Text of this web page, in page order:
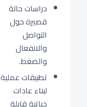
دراسات حالة
قصيرة حول
التواصل
والانفعال
والضغط.
تطبيقات عملية
لبناء عادات
حياتية قابلة